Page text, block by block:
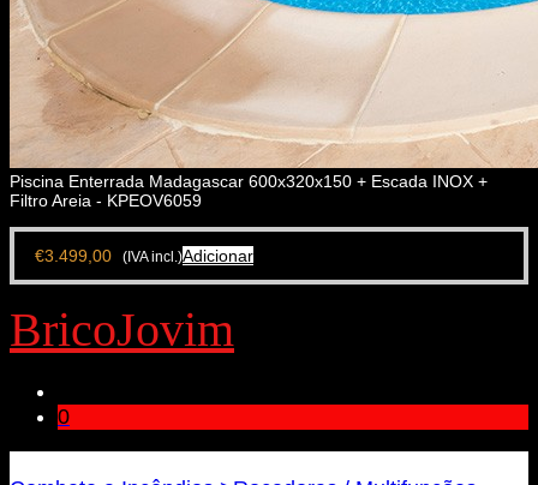
Piscina Enterrada Madagascar 600x320x150 + Escada INOX +
Filtro Areia - KPEOV6059
€3.499,00 (IVA incl.)Adicionar
BricoJovim
0